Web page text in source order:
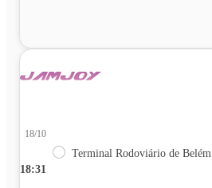
18:31
18/10
Terminal Rodoviário de Belém